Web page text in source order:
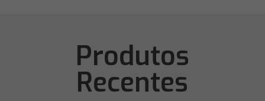
Produtos
Recentes